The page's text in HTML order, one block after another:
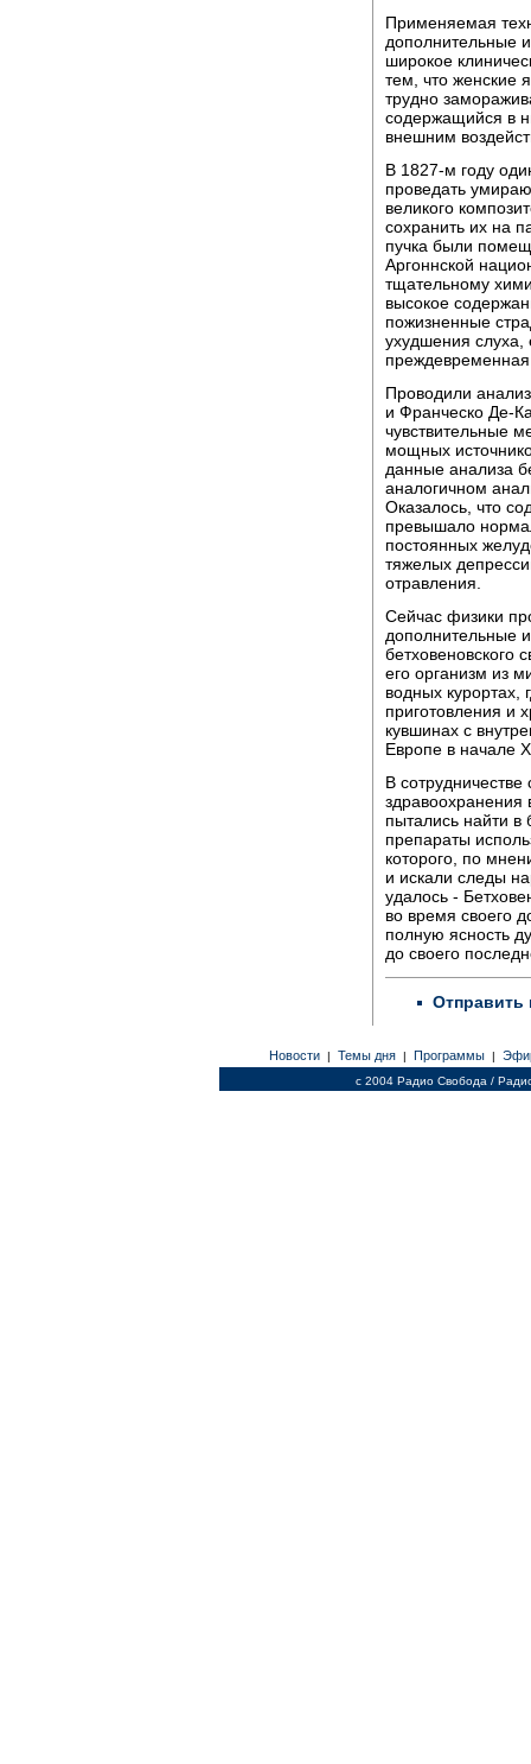
Применяемая
дополнительные
широкое
тем, что женские
трудно
содержащийся в
внешним
В 1827-м году
проведать
великого
сохранить их на
пучка были
Аргоннской
тщательному
высокое
пожизненные
ухудшения слуха,
Проводили
и Франческо Де-
чувствительные
мощных
данные анализа
аналогичном
Оказалось, что
превышало
постоянных
тяжелых
отравления.
Сейчас физики
дополнительные
бетховеновского
его организм из
водных курортах,
приготовления и
кувшинах с
Европе в начале
В сотрудничестве
здравоохранения
пытались найти в
препараты
которого, по
и искали следы
удалось -
во время своего
полную ясность
до своего
Отправить
Новости | Темы дня | Программы |
c 2004 Радио Свобода /